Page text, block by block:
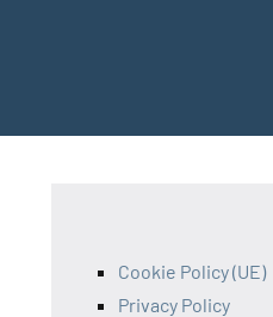
Cookie Policy (UE)
Privacy Policy